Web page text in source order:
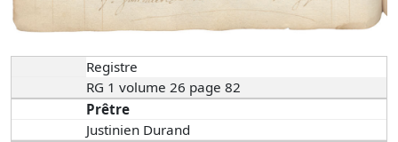
Registre
RG 1 volume 26 page 82
Prêtre
Justinien Durand